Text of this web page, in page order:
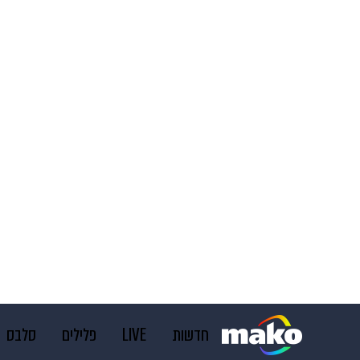
חדשות LIVE פלילים סלבס